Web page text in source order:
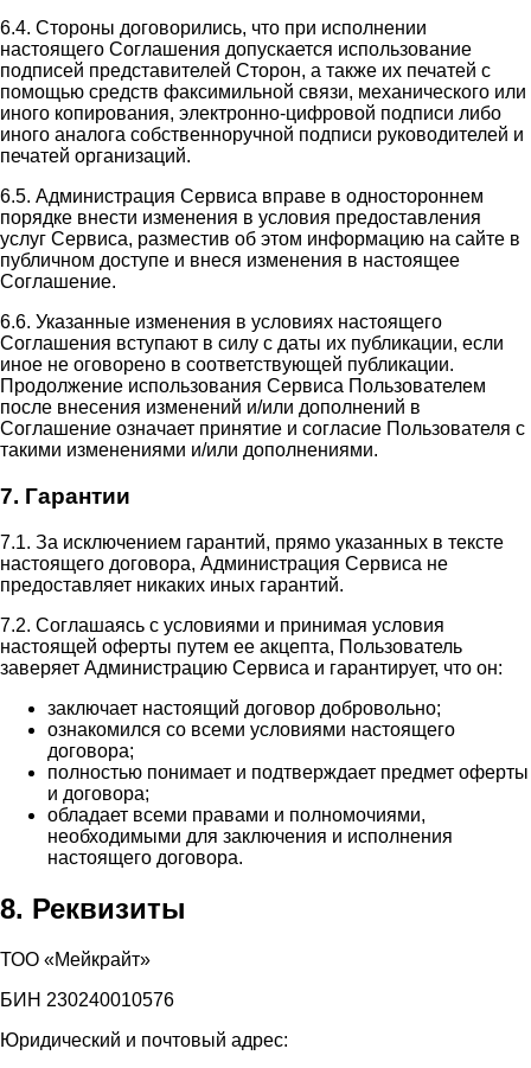
6.4. Стороны договорились, что при исполнении
настоящего Соглашения допускается использование
подписей представителей Сторон, а также их печатей с
помощью средств факсимильной связи, механического или
иного копирования, электронно-цифровой подписи либо
иного аналога собственноручной подписи руководителей и
печатей организаций.
6.5. Администрация Сервиса вправе в одностороннем
порядке внести изменения в условия предоставления
услуг Сервиса, разместив об этом информацию на сайте в
публичном доступе и внеся изменения в настоящее
Соглашение.
6.6. Указанные изменения в условиях настоящего
Соглашения вступают в силу с даты их публикации, если
иное не оговорено в соответствующей публикации.
Продолжение использования Сервиса Пользователем
после внесения изменений и/или дополнений в
Соглашение означает принятие и согласие Пользователя с
такими изменениями и/или дополнениями.
7. Гарантии
7.1. За исключением гарантий, прямо указанных в тексте
настоящего договора, Администрация Сервиса не
предоставляет никаких иных гарантий.
7.2. Соглашаясь с условиями и принимая условия
настоящей оферты путем ее акцепта, Пользователь
заверяет Администрацию Сервиса и гарантирует, что он:
заключает настоящий договор добровольно;
ознакомился со всеми условиями настоящего
договора;
полностью понимает и подтверждает предмет оферты
и договора;
обладает всеми правами и полномочиями,
необходимыми для заключения и исполнения
настоящего договора.
8. Реквизиты
ТОО «Мейкрайт»
БИН 230240010576
Юридический и почтовый адрес: